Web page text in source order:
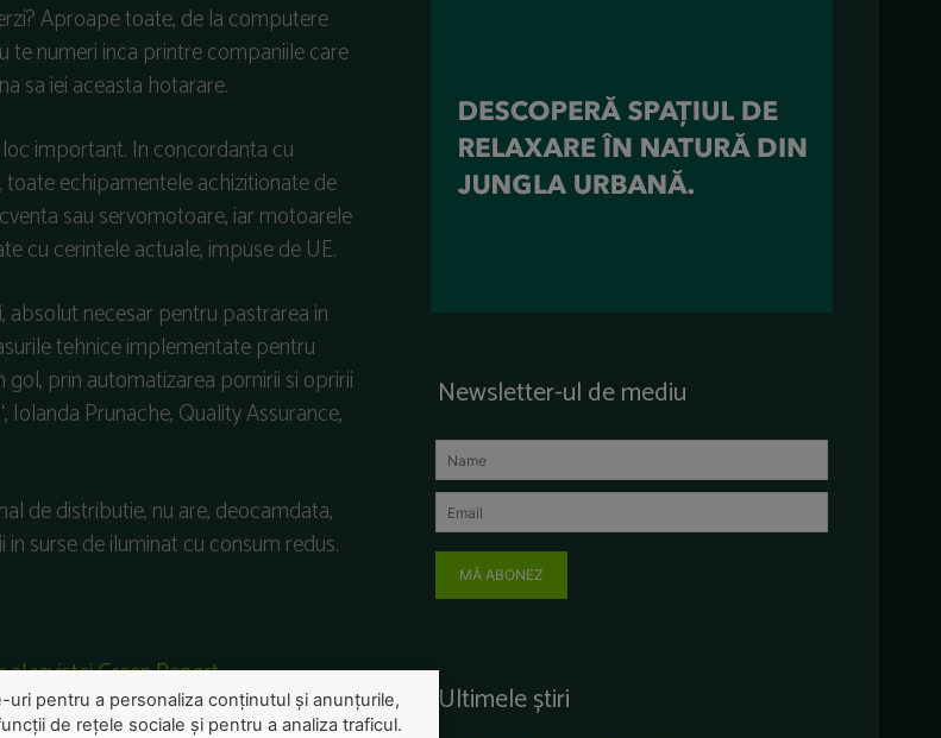
Aproape toate, de la computere
te numeri inca printre companiile care
sa iei aceasta hotarare.
important. In concordanta cu
echipamentele achizitionate de
sau servomotoare, iar motoarele
cu cerintele actuale, impuse de UE.
absolut necesar pentru pastrarea in
tehnice implementate pentru
prin automatizarea pornirii si opririi
Iolanda Prunache, Quality Assurance,
de distributie, nu are, deocamdata,
surse de iluminat cu consum redus.
al revistei Green Report.
Newsletter-ul de mediu
MĂ ABONEZ
Ultimele știri
uri pentru a personaliza conținutul și anunțurile,
de rețele sociale și pentru a analiza traficul.